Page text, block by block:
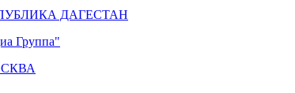
ДАГЕСТАН
Группа"